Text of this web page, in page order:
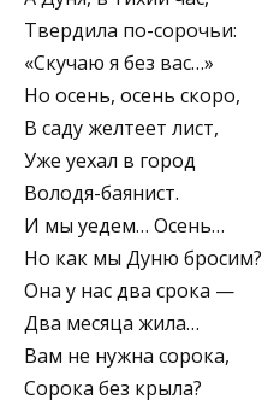
Твердила по-сорочьи:
«Скучаю я без вас…»
Но осень, осень скоро,
В саду желтеет лист,
Уже уехал в город
Володя-баянист.
И мы уедем… Осень…
Но как мы Дуню бросим?
Она у нас два срока —
Два месяца жила…
Вам не нужна сорока,
Сорока без крыла?